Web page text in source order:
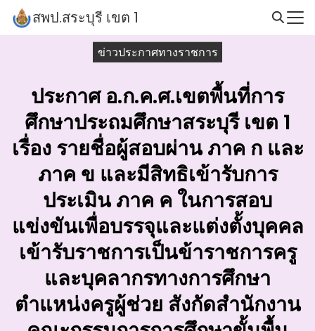
Skip
สพป.สระบุรี เขต 1
ข่าวประกาศทางราชการ
ประกาศ อ.ก.ค.ศ.เขตพื้นที่การ
ศึกษาประถมศึกษาสระบุรี เขต 1
เรื่อง รายชื่อผู้สอบผ่าน ภาค ก และ
ภาค ข และมีสิทธิเข้ารับการ
ประเมิน ภาค ค ในการสอบ
แข่งขันเพื่อบรรจุและแต่งตั้งบุคคล
เข้ารับราชการเป็นข้าราชการครู
และบุคลากรทางการศึกษา
ตำแหน่งครูผู้ช่วย สังกัดสำนักงาน